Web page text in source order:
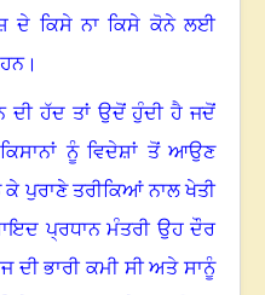
ਦੇ ਕਿਸੇ ਨਾ ਕਿਸੇ ਕੋਨੇ ਲਈ
।
ਦੀ ਹੱਦ ਤਾਂ ਉਦੋਂ ਹੁੰਦੀ ਹੈ ਜਦੋਂ
ਨੂੰ ਵਿਦੇਸ਼ਾਂ ਤੋਂ ਆਉਣ
ਕੇ ਪੁਰਾਣੇ ਤਰੀਕਿਆਂ ਨਾਲ ਖੇਤੀ
ਪ੍ਰਧਾਨ ਮੰਤਰੀ ਉਹ ਦੌਰ
ਭਾਰੀ ਕਮੀ ਸੀ ਅਤੇ ਸਾਨੂੰ